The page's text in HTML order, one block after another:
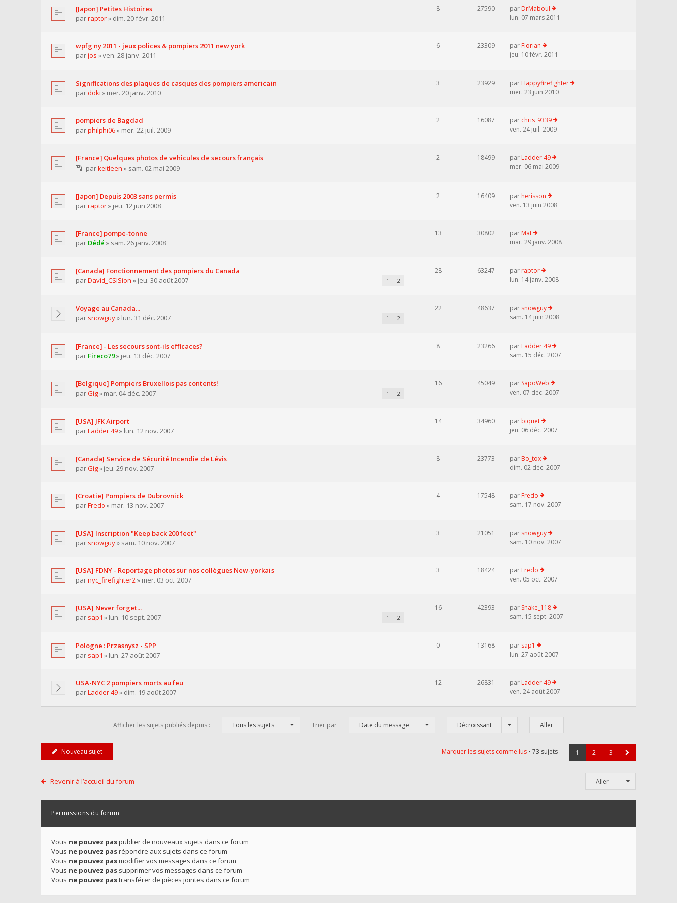
[Japon] Petites Histoires
parraptor» dim. 20 févr. 2011
8 27590 par DrMaboul
lun. 07 mars 2011
wpfg ny 2011 - jeux polices & pompiers 2011 new york
parjos » ven. 28 janv. 2011
6 23309 par Florian
jeu. 10 févr. 2011
Significations des plaques de casques des pompiers americain
pardoki » mer. 20 janv. 2010
3 23929 par Happyfirefighter
mer. 23 juin 2010
pompiers de Bagdad
parphilphi06» mer. 22 juil. 2009
2 16087 par chris_9339
ven. 24 juil. 2009
[France] Quelques photos de vehicules de secours français
parkeitleen » sam. 02 mai 2009
2 18499 par Ladder 49
mer. 06 mai 2009
[Japon] Depuis 2003 sans permis
parraptor» jeu. 12 juin 2008
2 16409 par herisson
ven. 13 juin 2008
[France] pompe-tonne
par Dédé » sam. 26 janv. 2008
13 30802 par Mat
mar. 29 janv. 2008
[Canada] Fonctionnement des pompiers du Canada
parDavid_CSISion » jeu. 30 août 2007 1 2
28 63247 par raptor
lun. 14 janv. 2008
Voyage au Canada...
par snowguy» lun. 31 déc. 2007 1 2
22 48637 par snowguy
sam. 14 juin 2008
[France] - Les secours sont-ils efficaces?
par Fireco79» jeu. 13 déc. 2007
8 23266 par Ladder 49
sam. 15 déc. 2007
[Belgique] Pompiers Bruxellois pas contents!
parGig» mar. 04 déc. 2007 1 2
16 45049 par SapoWeb
ven. 07 déc. 2007
[USA] JFK Airport
parLadder 49» lun. 12 nov. 2007
14 34960 par biquet
jeu. 06 déc. 2007
[Canada] Service de Sécurité Incendie de Lévis
parGig» jeu. 29 nov. 2007
8 23773 par Bo_tox
dim. 02 déc. 2007
[Croatie] Pompiers de Dubrovnick
parFredo » mar. 13 nov. 2007
4 17548 par Fredo
sam. 17 nov. 2007
[USA] Inscription "Keep back 200 feet"
par snowguy» sam. 10 nov. 2007
3 21051 par snowguy
sam. 10 nov. 2007
[USA] FDNY - Reportage photos sur nos collègues New-yorkais
parnyc_firefighter2» mer. 03 oct. 2007
3 18424 par Fredo
ven. 05 oct. 2007
[USA] Never forget...
par sap1 » lun. 10 sept. 2007 1 2
16 42393 par Snake_118
sam. 15 sept. 2007
Pologne : Przasnysz - SPP
par sap1 » lun. 27 août 2007
0 13168 par sap1
lun. 27 août 2007
USA-NYC 2 pompiers morts au feu
parLadder 49» dim. 19 août 2007
12 26831 par Ladder 49
ven. 24 août 2007
Afficher les sujets publiés depuis : Tous les sujets Trier par Date du message Décroissant
Nouveau sujet Marquer les sujets comme lus • 73 sujets 1 2 3
Revenir à l’accueil du forum Aller
Permissions du forum
Vous ne pouvez paspublier de nouveaux sujets dans ce forum
Vous ne pouvez pasrépondre aux sujets dans ce forum
Vous ne pouvez pasmodifier vos messages dans ce forum
Vous ne pouvez pas supprimer vos messages dans ce forum
Vous ne pouvez pastransférer de pièces jointes dans ce forum